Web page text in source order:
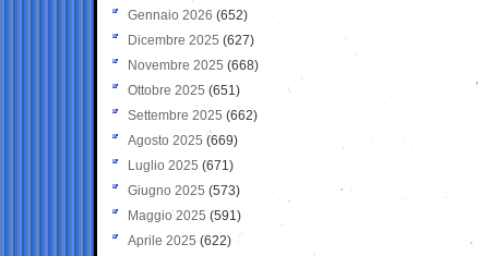
Gennaio 2026 (652)
Dicembre 2025 (627)
Novembre 2025 (668)
Ottobre 2025 (651)
Settembre 2025 (662)
Agosto 2025 (669)
Luglio 2025 (671)
Giugno 2025 (573)
Maggio 2025 (591)
Aprile 2025 (622)